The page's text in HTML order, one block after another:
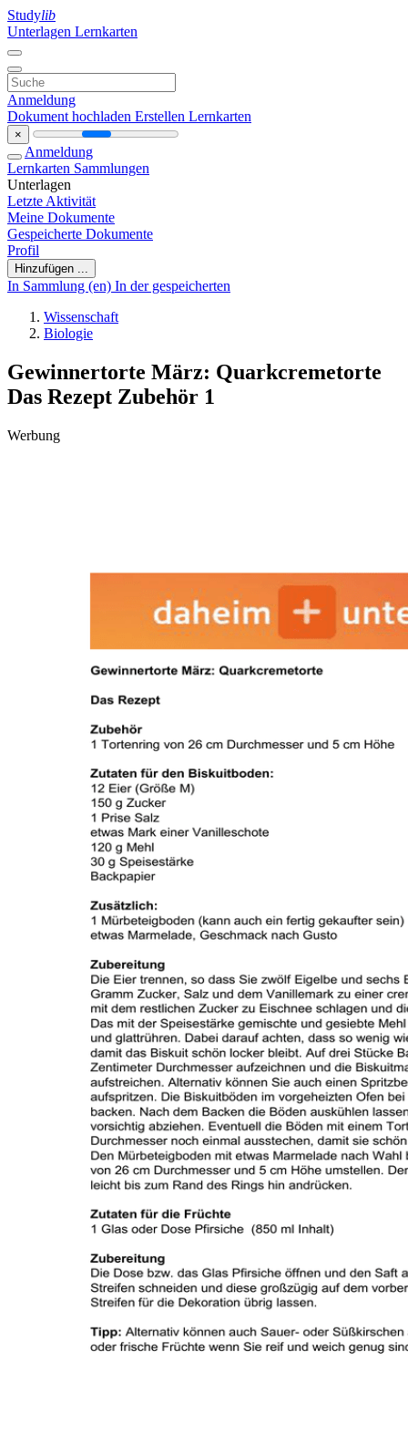
Studylib
Unterlagen Lernkarten
Anmeldung
Dokument hochladen Erstellen Lernkarten
×
Anmeldung
Lernkarten Sammlungen
Unterlagen
Letzte Aktivität
Meine Dokumente
Gespeicherte Dokumente
Profil
Hinzufügen ...
In Sammlung (en) In der gespeicherten
Wissenschaft
Biologie
Gewinnertorte März: Quarkcremetorte
Das Rezept Zubehör 1
Werbung